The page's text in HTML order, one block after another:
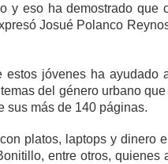
y eso ha demostrado que
Josué Polanco
estos jóvenes ha ayudado
del género urbano
sus más de 140 páginas.
platos, laptops y dinero
entre otros, quienes